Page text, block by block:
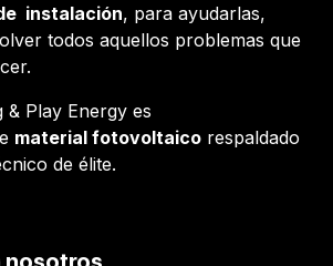
instalación, para ayudarlas,
todos aquellos problemas que
& Play Energy es
material fotovoltaico respaldado
de élite.